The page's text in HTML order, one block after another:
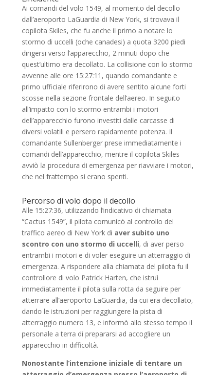
Ai comandi del volo 1549, al momento del decollo
dall’aeroporto LaGuardia di New York, si trovava il
copilota Skiles, che fu anche il primo a notare lo
stormo di uccelli (oche canadesi) a quota 3200 piedi
dirigersi verso l’apparecchio, 2 minuti dopo che
quest’ultimo era decollato. La collisione con lo stormo
avvenne alle ore 15:27:11, quando comandante e
primo ufficiale riferirono di avere sentito alcune forti
scosse nella sezione frontale dell’aereo. In seguito
all’impatto con lo stormo entrambi i motori
dell’apparecchio furono investiti dalle carcasse di
diversi volatili e persero rapidamente potenza. Il
comandante Sullenberger prese immediatamente i
comandi dell’apparecchio, mentre il copilota Skiles
avviò la procedura di emergenza per riavviare i motori,
che nel frattempo si erano spenti.
Percorso di volo dopo il decollo
Alle 15:27:36, utilizzando l’indicativo di chiamata
“Cactus 1549”, il pilota comunicò al controllo del
traffico aereo di New York di aver subito uno
scontro con uno stormo di uccelli, di aver perso
entrambi i motori e di voler eseguire un atterraggio di
emergenza. A rispondere alla chiamata del pilota fu il
controllore di volo Patrick Harten, che istruì
immediatamente il pilota sulla rotta da seguire per
atterrare all’aeroporto LaGuardia, da cui era decollato,
dando le istruzioni per raggiungere la pista di
atterraggio numero 13, e informò allo stesso tempo il
personale a terra di prepararsi ad accogliere un
apparecchio in difficoltà.
Nonostante l’intenzione iniziale di tentare un